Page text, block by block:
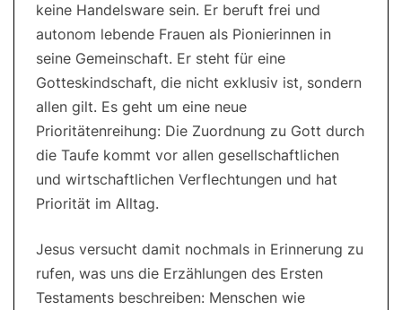
keine Handelsware sein. Er beruft frei und
autonom lebende Frauen als Pionierinnen in
seine Gemeinschaft. Er steht für eine
Gotteskindschaft, die nicht exklusiv ist, sondern
allen gilt. Es geht um eine neue
Prioritätenreihung: Die Zuordnung zu Gott durch
die Taufe kommt vor allen gesellschaftlichen
und wirtschaftlichen Verflechtungen und hat
Priorität im Alltag.
Jesus versucht damit nochmals in Erinnerung zu
rufen, was uns die Erzählungen des Ersten
Testaments beschreiben: Menschen wie